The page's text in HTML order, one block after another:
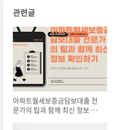
관련글
아파트월세보증금담보대출 전
문가의 팁과 함께 최신 정보 확